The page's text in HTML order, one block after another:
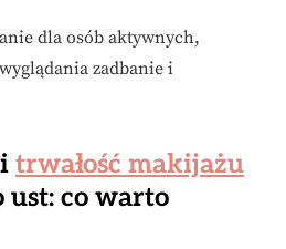
dla osób aktywnych,
zadbanie i
trwałość makijażu
ust: co warto